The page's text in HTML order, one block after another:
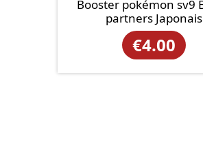
Booster pokémon sv9
partners Japonais
€4.00